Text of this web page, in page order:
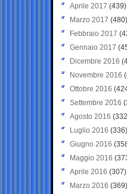
Aprile 2017 (439)
Marzo 2017 (480)
Febbraio 2017
Gennaio 2017
Dicembre 2016
Novembre 2016
Ottobre 2016
Settembre 2016
Agosto 2016
Luglio 2016 (336)
Giugno 2016
Maggio 2016
Aprile 2016 (307)
Marzo 2016 (369)